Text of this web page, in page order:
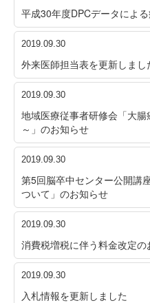
平成30年度DPCデータによ
2019.09.30
外来医師担当表を更新しまし
2019.09.30
地域医療従事者研修会「大
～」のお知らせ
2019.09.30
第5回脳卒中センター公開講
ついて」のお知らせ
2019.09.30
消費税増税に伴う料金改定の
2019.09.30
入札情報を更新しました